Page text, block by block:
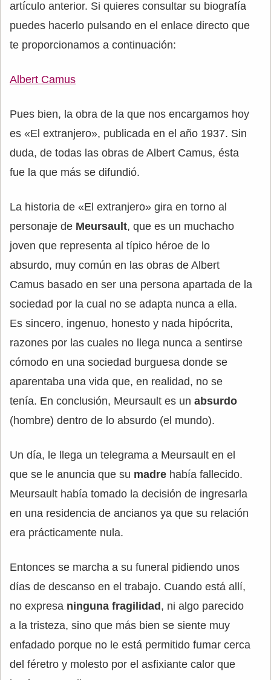
artículo anterior. Si quieres consultar su biografía
puedes hacerlo pulsando en el enlace directo que
te proporcionamos a continuación:
Albert Camus
Pues bien, la obra de la que nos encargamos hoy
es «El extranjero», publicada en el año 1937. Sin
duda, de todas las obras de Albert Camus, ésta
fue la que más se difundió.
La historia de «El extranjero» gira en torno al
personaje de Meursault, que es un muchacho
joven que representa al típico héroe de lo
absurdo, muy común en las obras de Albert
Camus basado en ser una persona apartada de la
sociedad por la cual no se adapta nunca a ella.
Es sincero, ingenuo, honesto y nada hipócrita,
razones por las cuales no llega nunca a sentirse
cómodo en una sociedad burguesa donde se
aparentaba una vida que, en realidad, no se
tenía. En conclusión, Meursault es un absurdo
(hombre) dentro de lo absurdo (el mundo).
Un día, le llega un telegrama a Meursault en el
que se le anuncia que su madre había fallecido.
Meursault había tomado la decisión de ingresarla
en una residencia de ancianos ya que su relación
era prácticamente nula.
Entonces se marcha a su funeral pidiendo unos
días de descanso en el trabajo. Cuando está allí,
no expresa ninguna fragilidad , ni algo parecido
a la tristeza, sino que más bien se siente muy
enfadado porque no le está permitido fumar cerca
del féretro y molesto por el asfixiante calor que